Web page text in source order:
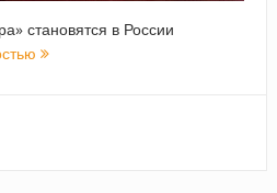
становятся в России